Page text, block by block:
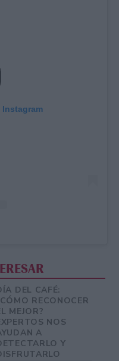
DEL CAFÉ:
RECONOCER
MEJOR?
NOS
A
Y